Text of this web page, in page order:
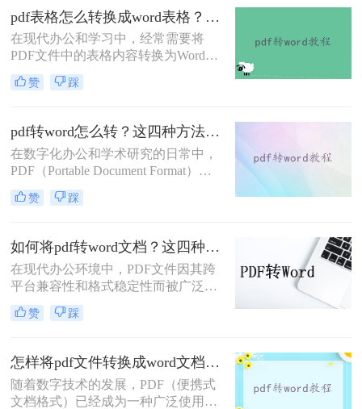
用。那么电脑怎么pdf转word免费呢？
本文将介绍三种在电脑上免费将PDF
转换为Word文档的方法。
pdf表格怎么转换成word表格？这4种方法很常见！
在现代办公和学习中，经常需要将
PDF文件中的表格内容转换为Word表
格以便于编辑和修改。那么pdf表格怎
么转换成word表格呢？以下将详细介
有效方法，帮助用户高效完成转换工
作。
赞 踩
pdf转word怎么转？这四种方法帮你轻松转换!
在数字化办公和学术研究的日常中，
PDF（Portable Document Format）文
档因其优秀的跨平台兼容性和格式稳
定性而广受欢迎。然而，当我们需要
会发现Word文档更加便捷高效。因
此，将PDF转换为Word文档成为了一
项重要且常见的任务。那么pdf转word
怎么转呢？本文将详细介绍几种将
PDF转换为Word文档的实用方法，帮
助您轻松应对这一挑战。
赞 踩
如何将pdf转word文档？这四种方法教会你！
在现代办公环境中，PDF文件因其跨
平台兼容性和格式稳定性而被广泛使
用。然而，在某些情况下，用户可能
需要将PDF文件转换成Word文档，以
那么如何将pdf转word文档呢？本文将
介绍几种常见的方法来实现这一转换
过程。
赞 踩
怎样将pdf文件转换成word文档？这三种方法任你选择！
随着数字技术的发展，PDF（便携式
文档格式）已经成为一种广泛使用的